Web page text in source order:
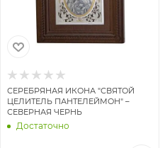
СЕРЕБРЯНАЯ ИКОНА "СВЯТОЙ
ЦЕЛИТЕЛЬ ПАНТЕЛЕЙМОН" –
СЕВЕРНАЯ ЧЕРНЬ
Достаточно